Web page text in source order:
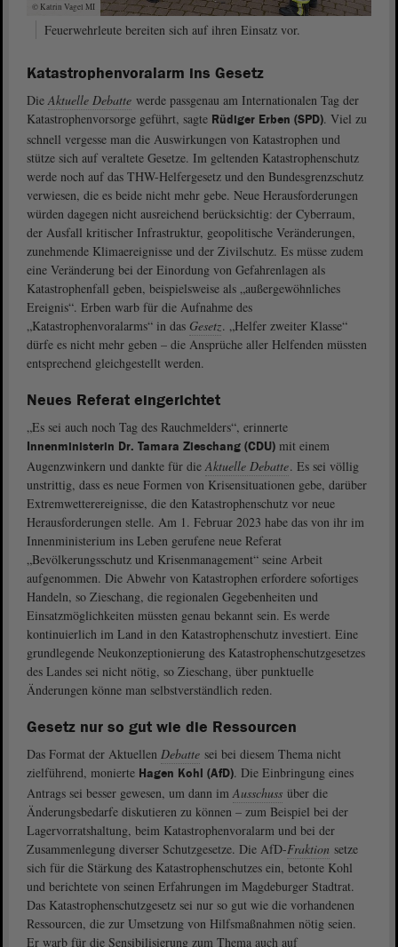
© Katrin Vagel MI
Feuerwehrleute bereiten sich auf ihren Einsatz vor.
Katastrophenvoralarm ins Gesetz
Die Aktuelle Debatte werde passgenau am Internationalen Tag der
Katastrophenvorsorge geführt, sagte Rüdiger Erben (SPD). Viel zu
schnell vergesse man die Auswirkungen von Katastrophen und
stütze sich auf veraltete Gesetze. Im geltenden Katastrophenschutz
werde noch auf das THW-Helfergesetz und den Bundesgrenzschutz
verwiesen, die es beide nicht mehr gebe. Neue Herausforderungen
würden dagegen nicht ausreichend berücksichtig: der Cyberraum,
der Ausfall kritischer Infrastruktur, geopolitische Veränderungen,
zunehmende Klimaereignisse und der Zivilschutz. Es müsse zudem
eine Veränderung bei der Einordung von Gefahrenlagen als
Katastrophenfall geben, beispielsweise als „außergewöhnliches
Ereignis“. Erben warb für die Aufnahme des
„Katastrophenvoralarms“ in das Gesetz. „Helfer zweiter Klasse“
dürfe es nicht mehr geben – die Ansprüche aller Helfenden müssten
entsprechend gleichgestellt werden.
Neues Referat eingerichtet
„Es sei auch noch Tag des Rauchmelders“, erinnerte
Innenministerin Dr. Tamara Zieschang (CDU) mit einem
Augenzwinkern und dankte für die Aktuelle Debatte. Es sei völlig
unstrittig, dass es neue Formen von Krisensituationen gebe, darüber
Extremwetterereignisse, die den Katastrophenschutz vor neue
Herausforderungen stelle. Am 1. Februar 2023 habe das von ihr im
Innenministerium ins Leben gerufene neue Referat
„Bevölkerungsschutz und Krisenmanagement“ seine Arbeit
aufgenommen. Die Abwehr von Katastrophen erfordere sofortiges
Handeln, so Zieschang, die regionalen Gegebenheiten und
Einsatzmöglichkeiten müssten genau bekannt sein. Es werde
kontinuierlich im Land in den Katastrophenschutz investiert. Eine
grundlegende Neukonzeptionierung des Katastrophenschutzgesetzes
des Landes sei nicht nötig, so Zieschang, über punktuelle
Änderungen könne man selbstverständlich reden.
Gesetz nur so gut wie die Ressourcen
Das Format der Aktuellen Debatte sei bei diesem Thema nicht
zielführend, monierte Hagen Kohl (AfD). Die Einbringung eines
Antrags sei besser gewesen, um dann im Ausschuss über die
Änderungsbedarfe diskutieren zu können – zum Beispiel bei der
Lagervorratshaltung, beim Katastrophenvoralarm und bei der
Zusammenlegung diverser Schutzgesetze. Die AfD-Fraktion setze
sich für die Stärkung des Katastrophenschutzes ein, betonte Kohl
und berichtete von seinen Erfahrungen im Magdeburger Stadtrat.
Das Katastrophenschutzgesetz sei nur so gut wie die vorhandenen
Ressourcen, die zur Umsetzung von Hilfsmaßnahmen nötig seien.
Er warb für die Sensibilisierung zum Thema auch auf